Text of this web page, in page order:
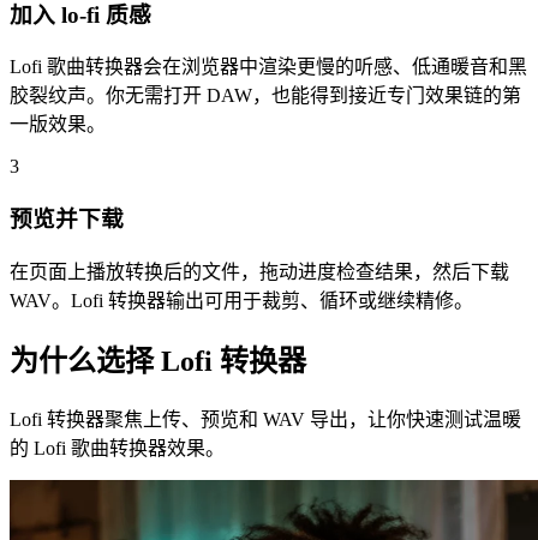
加入 lo-fi 质感
Lofi 歌曲转换器会在浏览器中渲染更慢的听感、低通暖音和黑
胶裂纹声。你无需打开 DAW，也能得到接近专门效果链的第
一版效果。
3
预览并下载
在页面上播放转换后的文件，拖动进度检查结果，然后下载
WAV。Lofi 转换器输出可用于裁剪、循环或继续精修。
为什么选择 Lofi 转换器
Lofi 转换器聚焦上传、预览和 WAV 导出，让你快速测试温暖
的 Lofi 歌曲转换器效果。